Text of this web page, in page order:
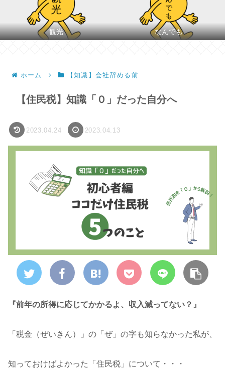
観光 なんでも
ホーム 【知識】会社辞める前
【住民税】知識「０」だった自分へ
2023.04.24 2023.04.13
『前年の所得に応じてかかるよ、収入減ってない？』
「税金（ぜいきん）」の「ぜ」の字も知らなかった私が、
知っておけばよかった「住民税」について・・・